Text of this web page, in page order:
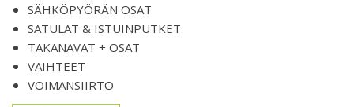
SÄHKÖPYÖRÄN OSAT
SATULAT & ISTUINPUTKET
TAKANAVAT + OSAT
VAIHTEET
VOIMANSIIRTO